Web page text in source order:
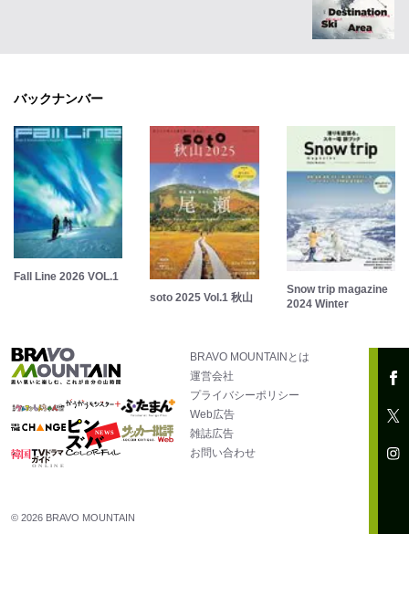
バックナンバー
Fall Line 2026 VOL.1
soto 2025 Vol.1 秋山
Snow trip magazine
2024 Winter
BRAVO MOUNTAINとは
運営会社
プライバシーポリシー
Web広告
雑誌広告
お問い合わせ
© 2026 BRAVO MOUNTAIN